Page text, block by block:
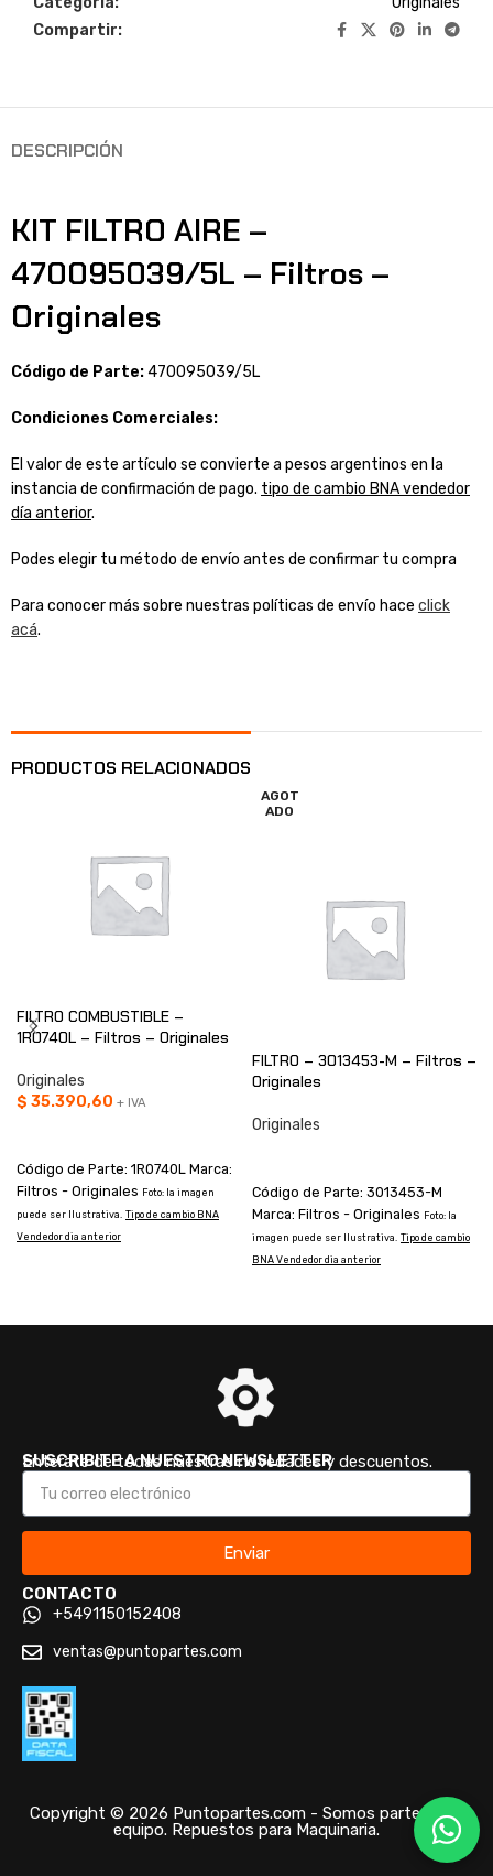
Compartir:
DESCRIPCIÓN
KIT FILTRO AIRE –
470095039/5L – Filtros –
Originales
Código de Parte:470095039/5L
Condiciones Comerciales:
El valor de este artículo se convierte a pesos argentinos en la
instancia de confirmación de pago. tipo de cambio BNA vendedor
día anterior.
Podes elegir tu método de envío antes de confirmar tu compra
Para conocer más sobre nuestras políticas de envío hace click
acá.
PRODUCTOS RELACIONADOS
FILTRO COMBUSTIBLE –
1R0740L – Filtros – Originales
Originales
$ 35.390,60 + IVA
Código de Parte: 1R0740L Marca:
Filtros - Originales Foto: la imagen
puede ser Ilustrativa. Tipo de cambio BNA
Vendedor dia anterior
AGOT
ADO
FILTRO – 3013453-M – Filtros –
Originales
Originales
Código de Parte: 3013453-M
Marca: Filtros - Originales Foto: la
imagen puede ser Ilustrativa. Tipo de cambio
BNA Vendedor dia anterior
SUSCRIBITE A NUESTRO NEWSLETTER
Enterate de todas nuestras novedades y descuentos.
Enviar
CONTACTO
+5491150152408
ventas@puntopartes.com
Copyright © 2026 Puntopartes.com - Somos parte de tu
equipo. Repuestos para Maquinaria.